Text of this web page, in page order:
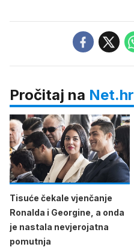
Pročitaj na Net.hr
Tisuće čekale vjenčanje
Ronalda i Georgine, a onda
je nastala nevjerojatna
pomutnja